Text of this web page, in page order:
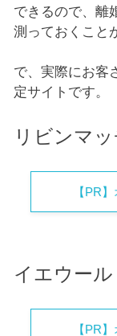
できるので、離
測っておくこと
で、実際にお客
定サイトです。
リビンマッ
【PR
イエウール
【PR